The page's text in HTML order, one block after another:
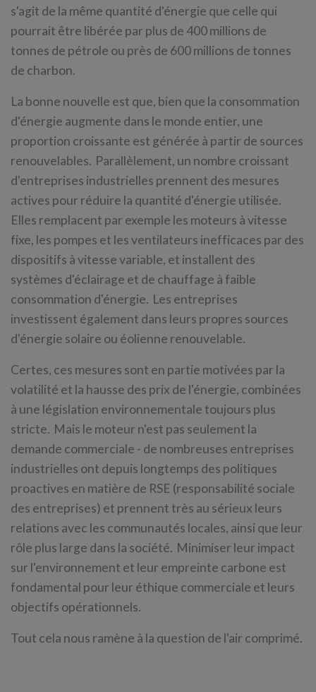
s'agit de la même quantité d'énergie que celle qui
pourrait être libérée par plus de 400 millions de
tonnes de pétrole ou près de 600 millions de tonnes
de charbon.
La bonne nouvelle est que, bien que la consommation
d'énergie augmente dans le monde entier, une
proportion croissante est générée à partir de sources
renouvelables. Parallèlement, un nombre croissant
d'entreprises industrielles prennent des mesures
actives pour réduire la quantité d'énergie utilisée.
Elles remplacent par exemple les moteurs à vitesse
fixe, les pompes et les ventilateurs inefficaces par des
dispositifs à vitesse variable, et installent des
systèmes d'éclairage et de chauffage à faible
consommation d'énergie. Les entreprises
investissent également dans leurs propres sources
d'énergie solaire ou éolienne renouvelable.
Certes, ces mesures sont en partie motivées par la
volatilité et la hausse des prix de l'énergie, combinées
à une législation environnementale toujours plus
stricte. Mais le moteur n'est pas seulement la
demande commerciale - de nombreuses entreprises
industrielles ont depuis longtemps des politiques
proactives en matière de RSE (responsabilité sociale
des entreprises) et prennent très au sérieux leurs
relations avec les communautés locales, ainsi que leur
rôle plus large dans la société. Minimiser leur impact
sur l'environnement et leur empreinte carbone est
fondamental pour leur éthique commerciale et leurs
objectifs opérationnels.
Tout cela nous ramène à la question de l'air comprimé.